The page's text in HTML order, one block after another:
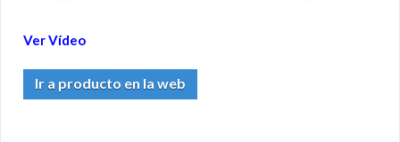
Ver Vídeo
Ir a producto en la web